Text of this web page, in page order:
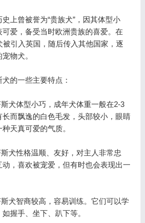
曾被誉为“贵族犬”，因其体型小
爱，备受当时欧洲贵族的喜爱。在
被引入英国，随后传入其他国家，逐
物犬。
的一些主要特点：
体型小巧，成年犬体重一般在2-3
而飘逸的白色毛发，头部较小，眼睛
天真可爱的气质。
性格温顺、友好，对主人非常忠
，喜欢被宠爱，但有时也会表现出一
智商较高，容易训练。它们可以学
握手、坐下、趴下等。